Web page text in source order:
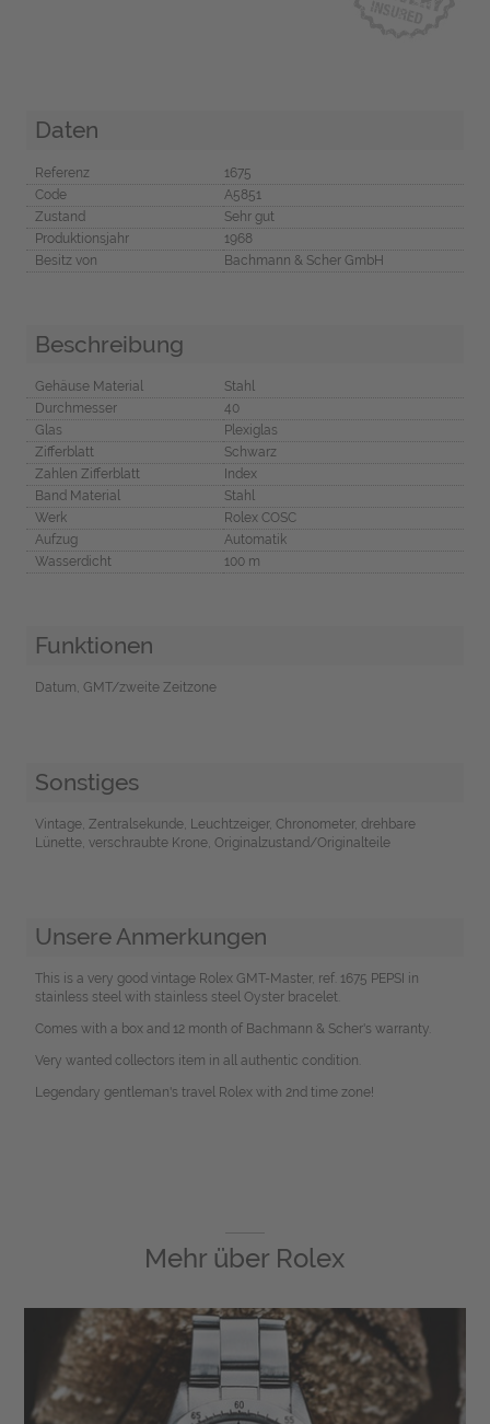
Daten
Referenz
1675
Code
A5851
Zustand
Sehr gut
Produktionsjahr
1968
Besitz von
Bachmann & Scher GmbH
Beschreibung
Gehäuse Material
Stahl
Durchmesser
40
Glas
Plexiglas
Zifferblatt
Schwarz
Zahlen Zifferblatt
Index
Band Material
Stahl
Werk
Rolex COSC
Aufzug
Automatik
Wasserdicht
100 m
Funktionen
Datum, GMT/zweite Zeitzone
Sonstiges
Vintage, Zentralsekunde, Leuchtzeiger, Chronometer, drehbare
Lünette, verschraubte Krone, Originalzustand/Originalteile
Unsere Anmerkungen
This is a very good vintage Rolex GMT-Master, ref. 1675 PEPSI in
stainless steel with stainless steel Oyster bracelet.
Comes with a box and 12 month of Bachmann & Scher's warranty.
Very wanted collectors item in all authentic condition.
Legendary gentleman's travel Rolex with 2nd time zone!
Mehr über Rolex